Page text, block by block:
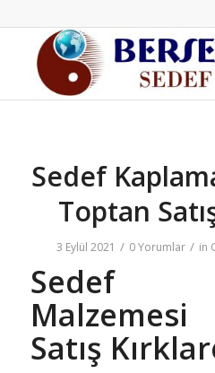
Sedef
Toptan
3 Eylül 2021 / 0 Yorumlar / in
Sedef
Satış